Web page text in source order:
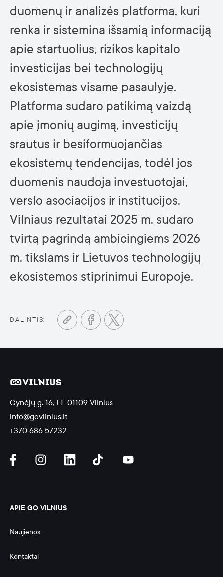
duomenų ir analizės platforma, kuri
renka ir sistemina išsamią informaciją
apie startuolius, rizikos kapitalo
investicijas bei technologijų
ekosistemas visame pasaulyje.
Platforma sudaro patikimą vaizdą
apie įmonių augimą, investicijų
srautus ir besiformuojančias
ekosistemų tendencijas, todėl jos
duomenis naudoja investuotojai,
verslo asociacijos ir institucijos.
Vilniaus rezultatai 2025 m. sudaro
tvirtą pagrindą ambicingiems 2026
m. tikslams ir Lietuvos technologijų
ekosistemos stiprinimui Europoje.
DALINTIS:
Gynėjų g. 16, LT-01109 Vilnius
info@govilnius.lt
+370 686 57232
APIE GO VILNIUS
Naujienos
Kontaktai